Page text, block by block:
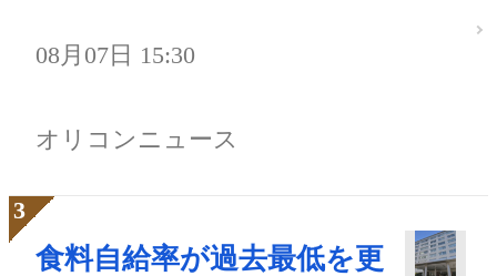
08月07日 15:30
オリコンニュース
食料自給率が過去最低を更